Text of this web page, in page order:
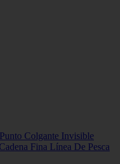
Colgante Invisible
Fina Línea De Pesca